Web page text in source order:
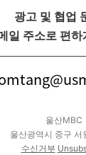
광고 및 협업
일 주소로 편
울산MBC
울산광역시 중구
수신거부